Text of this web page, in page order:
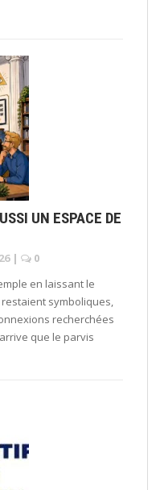
UN ESPACE DE
|
0
en laissant le
symboliques,
recherchées
que le parvis